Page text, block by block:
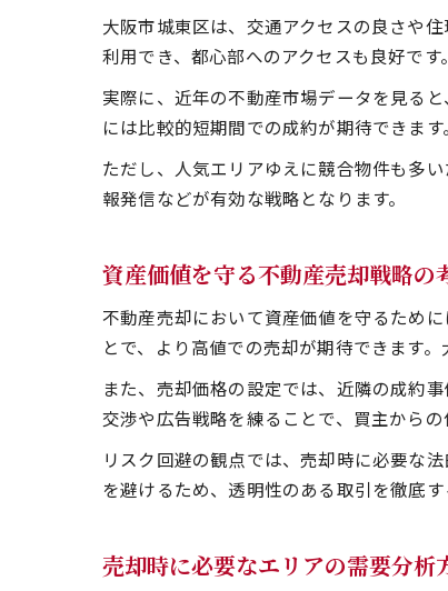
大阪市城東区は、交通アクセスの良さや
利用でき、都心部へのアクセスも良好で
実際に、近年の不動産市場データを見る
には比較的短期間での成約が期待できま
ただし、人気エリアゆえに競合物件も多
報発信などが有効な戦略となります。
資産価値を守る不動産売却戦略の
不動産売却において資産価値を守るため
とで、より高値での売却が期待できます
また、売却価格の設定では、近隣の成約
交渉や広告戦略を練ることで、買主からの
リスク回避の観点では、売却時に必要な
を避けるため、透明性のある取引を徹底
売却時に必要なエリアの需要分析